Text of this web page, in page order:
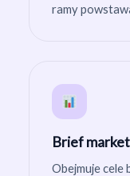
ramy
Brief
Obejmuje cele